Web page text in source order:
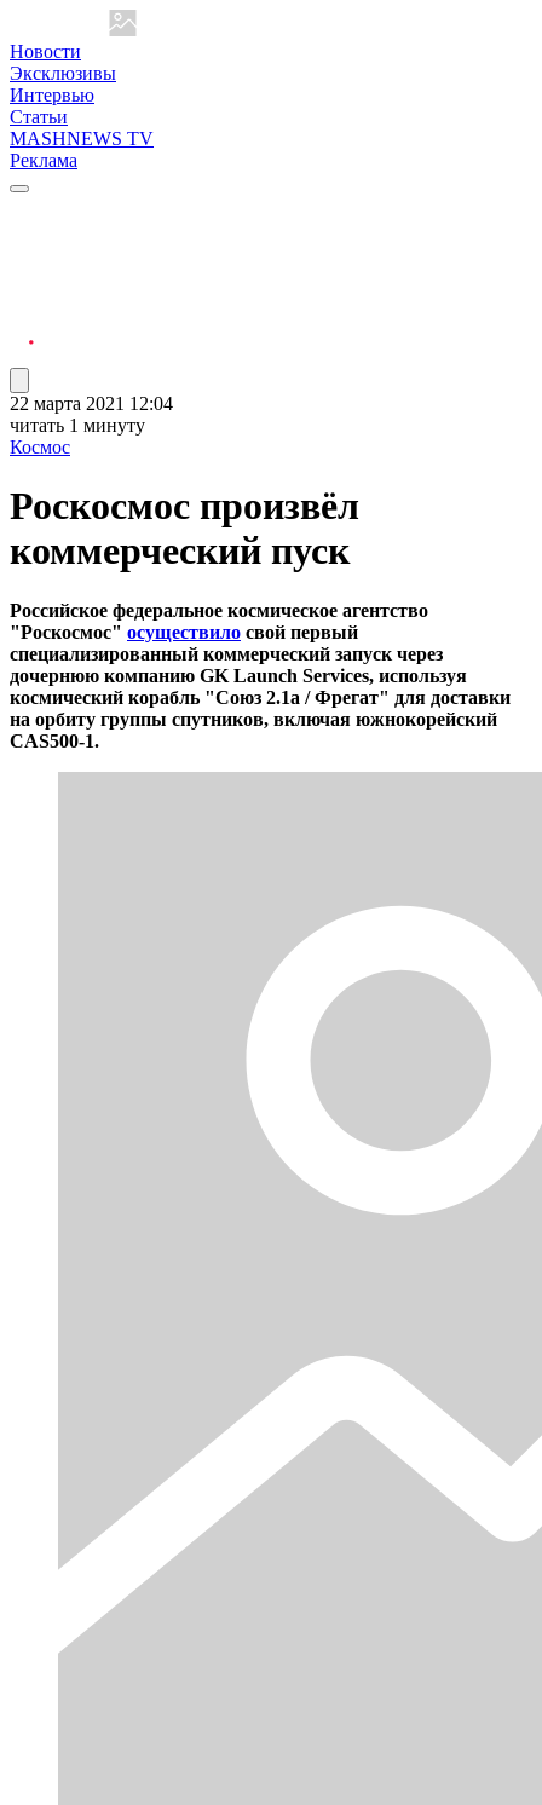
Новости
Эксклюзивы
Интервью
Статьи
MASHNEWS TV
Реклама
22 марта 2021 12:04
читать 1 минуту
Космос
Роскосмос произвёл
коммерческий пуск
Российское федеральное космическое агентство
"Роскосмос" осуществило свой первый
специализированный коммерческий запуск через
дочернюю компанию GK Launch Services, используя
космический корабль "Союз 2.1a / Фрегат" для доставки
на орбиту группы спутников, включая южнокорейский
CAS500-1.